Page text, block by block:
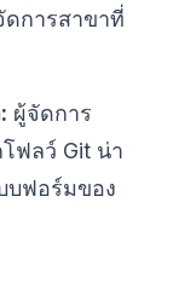
ดการสาขาที่
ผู้จัดการ
ฟลว์ Git น่า
บฟอร์มของ